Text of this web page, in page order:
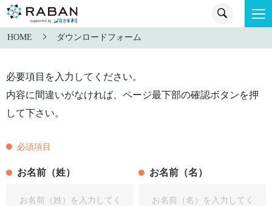
HOME ダウンロードフォーム
必要項目を入力してください。
内容に間違いがなければ、ページ最下部の確認ボタンを押
して下さい。
必須項目
お名前（姓） お名前（名）